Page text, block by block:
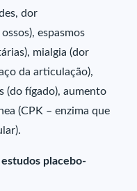
dor
espasmos
mialgia (dor
da articulação),
(do fígado), aumento
(CPK – enzima que
placebo-